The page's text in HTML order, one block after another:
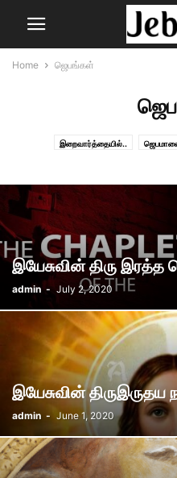
Home ஜெபங்கள்
இறைவார்த்தையில்..
இயேசுவின் திரு இரத்த
admin - July 2, 2020
இயேசுவின் திருஇருதய
admin - June 1, 2020